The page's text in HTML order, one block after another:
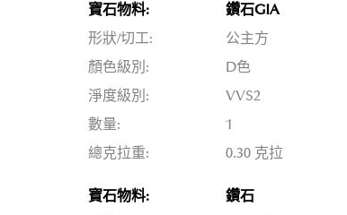
寶石物料:
鑽石GIA
形狀/切工:
公主方
顏色級別:
D色
淨度級別:
VVS2
數量:
1
總克拉重:
0.30 克拉
寶石物料:
鑽石